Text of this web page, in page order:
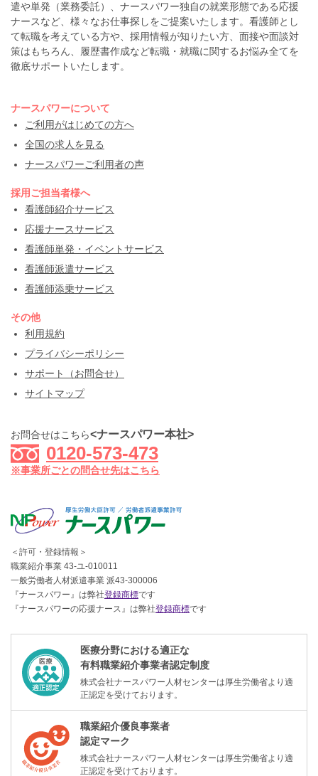
遣や単発（業務委託）、ナースパワー独自の就業形態である応援
ナースなど、様々なお仕事探しをご提案いたします。看護師とし
て転職を考えている方や、採用情報が知りたい方、面接や面談対
策はもちろん、履歴書作成など転職・就職に関するお悩み全てを
徹底サポートいたします。
ナースパワーについて
ご利用がはじめての方へ
全国の求人を見る
ナースパワーご利用者の声
採用ご担当者様へ
看護師紹介サービス
応援ナースサービス
看護師単発・イベントサービス
看護師派遣サービス
看護師添乗サービス
その他
利用規約
プライバシーポリシー
サポート（お問合せ）
サイトマップ
お問合せはこちら<ナースパワー本社>
0120-573-473
※事業所ごとの問合せ先はこちら
＜許可・登録情報＞
職業紹介事業 43-ユ-010011
一般労働者人材派遣事業 派43-300006
『ナースパワー』は弊社登録商標です
『ナースパワーの応援ナース』は弊社登録商標です
医療分野における適正な
有料職業紹介事業者認定制度
株式会社ナースパワー人材センターは厚生労働省より適
正認定を受けております。
職業紹介優良事業者
認定マーク
株式会社ナースパワー人材センターは厚生労働省より適
正認定を受けております。